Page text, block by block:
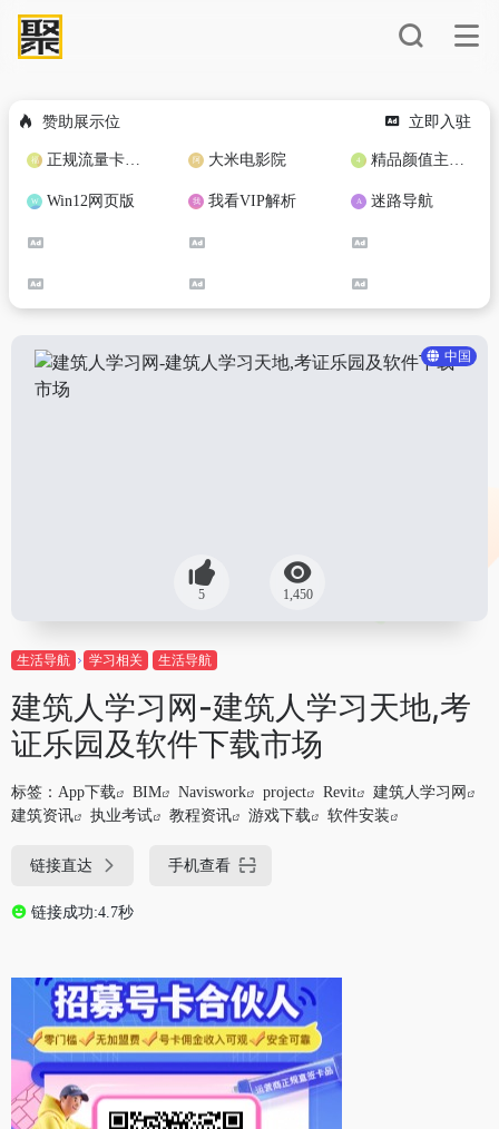
赞助展示位 立即入驻
正规流量卡免费加盟合作 大米电影院 精品颜值主播定制
Win12网页版 我看VIP解析 迷路导航
中国
5 1,450
生活导航 学习相关 生活导航
建筑人学习网-建筑人学习天地,考
证乐园及软件下载市场
标签： App下载 BIM Naviswork project Revit
建筑人学习网
建筑资讯
执业考试 教程资讯 游戏下载 软件安装
链接直达 手机查看
链接成功:4.7秒